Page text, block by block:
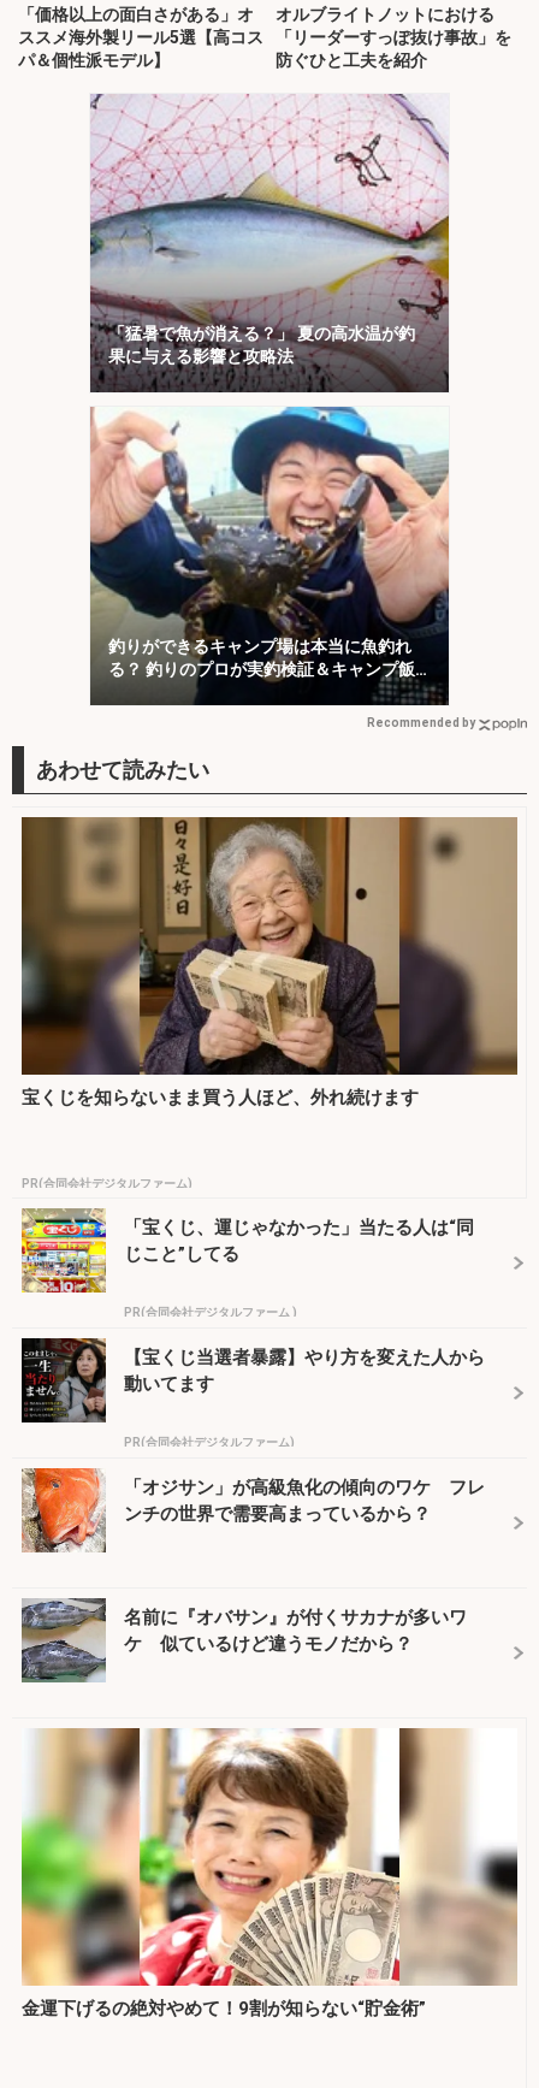
「価格以上の面白さがある」オ
ススメ海外製リール5選【高コス
パ＆個性派モデル】
オルブライトノットにおける
「リーダーすっぽ抜け事故」を
防ぐひと工夫を紹介
「猛暑で魚が消える？」 夏の高水温が釣
果に与える影響と攻略法
釣りができるキャンプ場は本当に魚釣れ
る？ 釣りのプロが実釣検証＆キャンプ飯
Recommended by
宝くじを知らないまま買う人ほど、外れ続けます
PR(合同会社デジタルファーム)
「宝くじ、運じゃなかった」当たる人は“同
じこと”してる
PR(合同会社デジタルファーム )
【宝くじ当選者暴露】やり方を変えた人から
動いてます
PR(合同会社デジタルファーム)
「オジサン」が高級魚化の傾向のワケ フレ
ンチの世界で需要高まっているから？
名前に『オバサン』が付くサカナが多いワ
ケ 似ているけど違うモノだから？
金運下げるの絶対やめて！9割が知らない“貯金術”